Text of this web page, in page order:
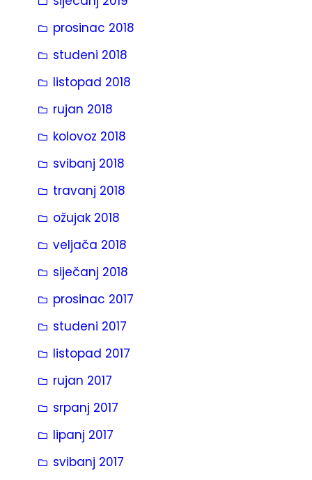
prosinac 2018
studeni 2018
listopad 2018
rujan 2018
kolovoz 2018
svibanj 2018
travanj 2018
ožujak 2018
veljača 2018
siječanj 2018
prosinac 2017
studeni 2017
listopad 2017
rujan 2017
srpanj 2017
lipanj 2017
svibanj 2017